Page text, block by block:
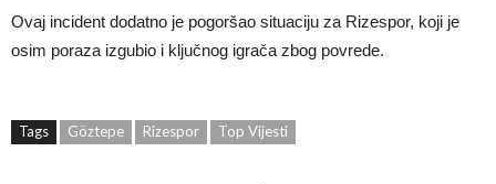
Ovaj incident dodatno je pogoršao situaciju za Rizespor, koji je
osim poraza izgubio i ključnog igrača zbog povrede.
Tags Göztepe Rizespor Top Vijesti